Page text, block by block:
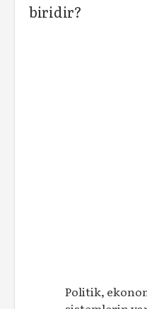
biridir?
Politik,